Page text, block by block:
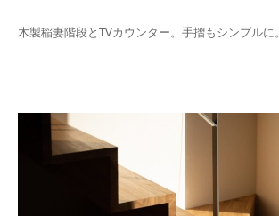
木製稲妻階段とTVカウンター。手摺もシンプルに。